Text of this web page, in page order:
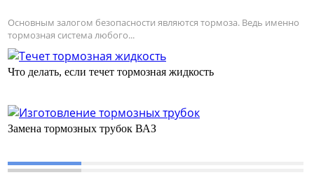
Основным залогом безопасности являются тормоза. Ведь именно
тормозная система любого...
Что делать, если течет тормозная жидкость
Замена тормозных трубок ВАЗ